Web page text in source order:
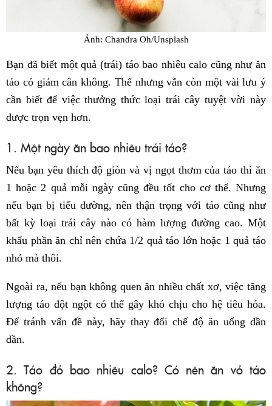
Ảnh: Chandra Oh/Unsplash
Bạn đã biết một quả (trái) táo bao nhiêu calo cũng như ăn
táo có giảm cân không. Thế nhưng vẫn còn một vài lưu ý
cần biết để việc thưởng thức loại trái cây tuyệt vời này
được trọn vẹn hơn.
1. Một ngày ăn bao nhiêu trái táo?
Nếu bạn yêu thích độ giòn và vị ngọt thơm của táo thì ăn
1 hoặc 2 quả mỗi ngày cũng đều tốt cho cơ thể. Nhưng
nếu bạn bị tiểu đường, nên thận trọng với táo cũng như
bất kỳ loại trái cây nào có hàm lượng đường cao. Một
khẩu phần ăn chỉ nên chứa 1/2 quả táo lớn hoặc 1 quả táo
nhỏ mà thôi.
Ngoài ra, nếu bạn không quen ăn nhiều chất xơ, việc tăng
lượng táo đột ngột có thể gây khó chịu cho hệ tiêu hóa.
Để tránh vấn đề này, hãy thay đổi chế độ ăn uống dần
dần.
2. Táo đỏ bao nhiêu calo? Có nên ăn vỏ táo
không?